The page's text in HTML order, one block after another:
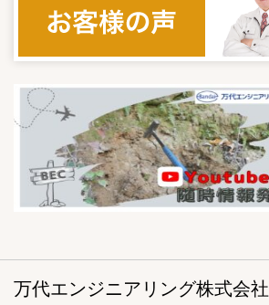
万代エンジニアリング株式会社